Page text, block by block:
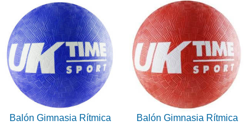
Balón Gimnasia Rítmica
Balón Gimnasia Rítmica